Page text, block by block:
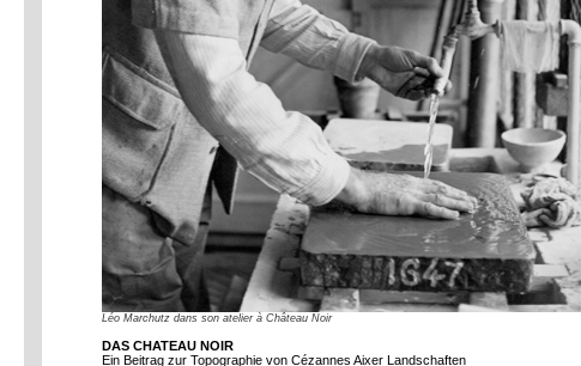
Léo Marchutz dans son atelier à Château Noir
DAS CHATEAU NOIR
Ein Beitrag zur Topographie von Cézannes Aixer Landschaften